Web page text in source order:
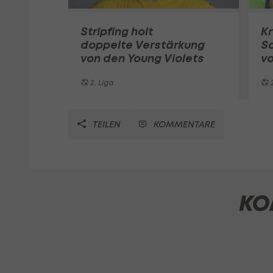
Stripfing holt
doppelte Verstärkung
von den Young Violets
2. Liga
TEILEN KOMMENTARE